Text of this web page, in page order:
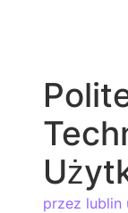
przez lublin